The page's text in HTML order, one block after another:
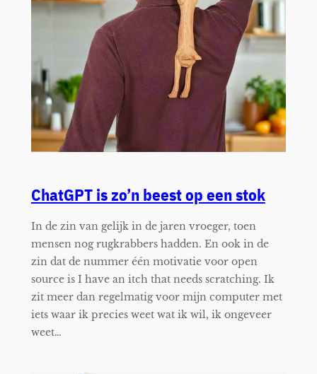
ChatGPT is zo’n beest op een stok
In de zin van gelijk in de jaren vroeger, toen
mensen nog rugkrabbers hadden. En ook in de
zin dat de nummer één motivatie voor open
source is I have an itch that needs scratching. Ik
zit meer dan regelmatig voor mijn computer met
iets waar ik precies weet wat ik wil, ik ongeveer
weet…